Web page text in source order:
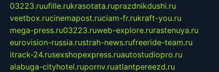
03223.ruufille.rukrasotata.ruprazdnikdushi.ru
veetbox.rucinemapost.ruciam-fr.rukraft-you.ru
mega-press.ru03223.ruweb-explore.rurastenuya.ru
eurovision-russia.rustrah-news.rufreeride-team.ru
itrack-24.rusexshopexpress.ruautostudiopro.ru
alabuga-cityhotel.rupornv.ruatlantpereezd.ru